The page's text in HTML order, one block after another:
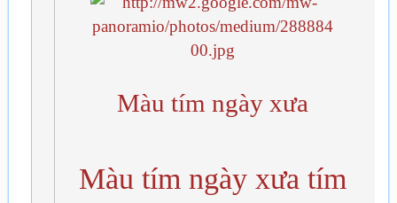
Màu tím ngày xưa
Màu tím ngày xưa tím